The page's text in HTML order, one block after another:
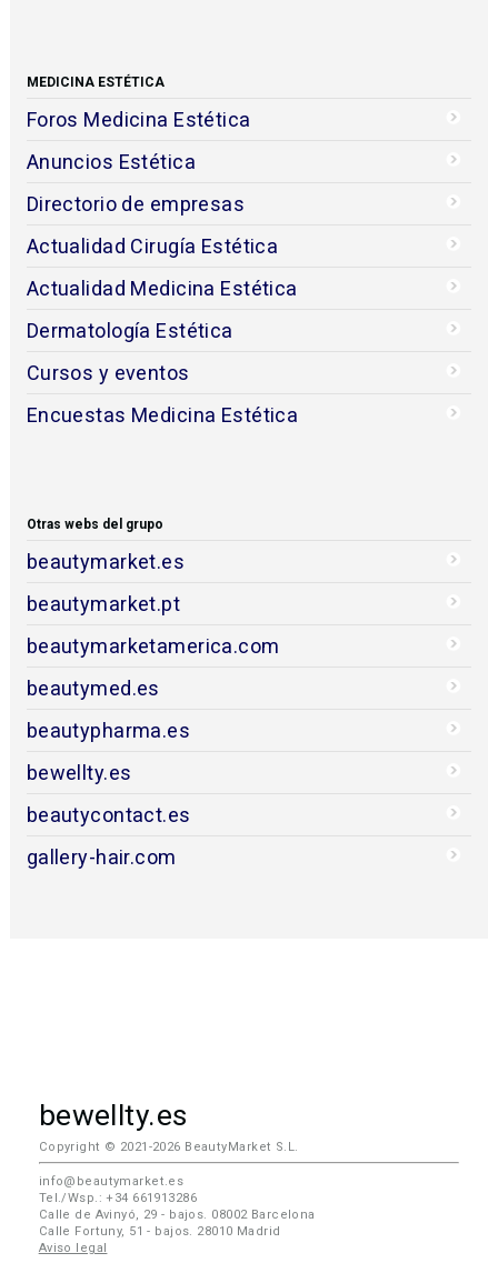
MEDICINA ESTÉTICA
Foros Medicina Estética
Anuncios Estética
Directorio de empresas
Actualidad Cirugía Estética
Actualidad Medicina Estética
Dermatología Estética
Cursos y eventos
Encuestas Medicina Estética
Otras webs del grupo
beautymarket.es
beautymarket.pt
beautymarketamerica.com
beautymed.es
beautypharma.es
bewellty.es
beautycontact.es
gallery-hair.com
bewellty.es
Copyright © 2021-2026 BeautyMarket S.L.
info@beautymarket.es
Tel./Wsp.: +34 661913286
Calle de Avinyó, 29 - bajos. 08002 Barcelona
Calle Fortuny, 51 - bajos. 28010 Madrid
Aviso legal